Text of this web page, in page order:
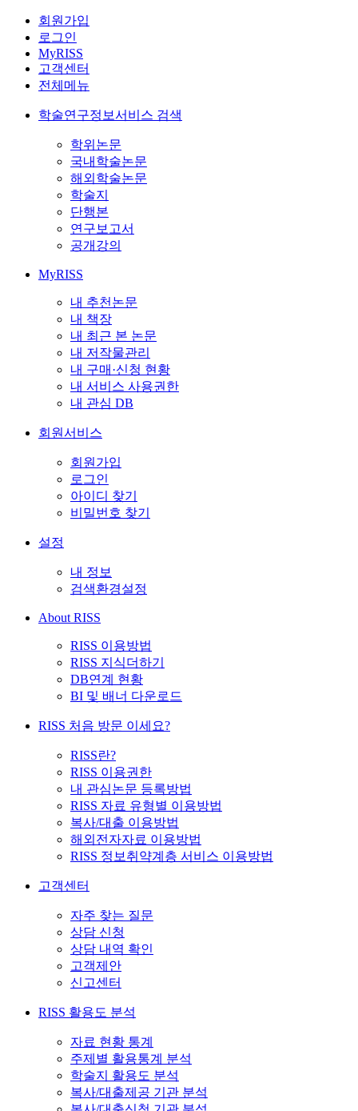
회원가입
로그인
MyRISS
고객센터
전체메뉴
학술연구정보서비스 검색
학위논문
국내학술논문
해외학술논문
학술지
단행본
연구보고서
공개강의
MyRISS
내 추천논문
내 책장
내 최근 본 논문
내 저작물관리
내 구매·신청 현황
내 서비스 사용권한
내 관심 DB
회원서비스
회원가입
로그인
아이디 찾기
비밀번호 찾기
설정
내 정보
검색환경설정
About RISS
RISS 이용방법
RISS 지식더하기
DB연계 현황
BI 및 배너 다운로드
RISS 처음 방문 이세요?
RISS란?
RISS 이용권한
내 관심논문 등록방법
RISS 자료 유형별 이용방법
복사/대출 이용방법
해외전자자료 이용방법
RISS 정보취약계층 서비스 이용방법
고객센터
자주 찾는 질문
상담 신청
상담 내역 확인
고객제안
신고센터
RISS 활용도 분석
자료 현황 통계
주제별 활용통계 분석
학술지 활용도 분석
복사/대출제공 기관 분석